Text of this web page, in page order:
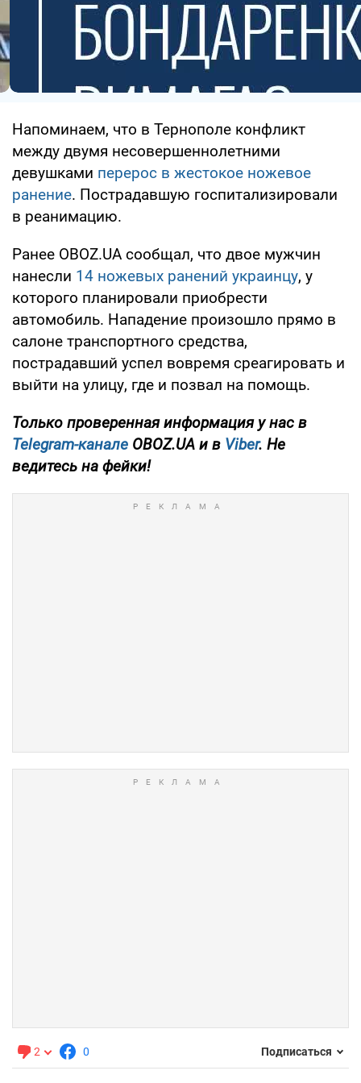
Напоминаем, что в Тернополе конфликт
между двумя несовершеннолетними
девушками перерос в жестокое ножевое
ранение. Пострадавшую госпитализировали
в реанимацию.
Ранее OBOZ.UA сообщал, что двое мужчин
нанесли 14 ножевых ранений украинцу, у
которого планировали приобрести
автомобиль. Нападение произошло прямо в
салоне транспортного средства,
пострадавший успел вовремя среагировать и
выйти на улицу, где и позвал на помощь.
Только проверенная информация у нас в
Telegram-канале OBOZ.UA и в Viber. Не
ведитесь на фейки!
2 0 Подписаться